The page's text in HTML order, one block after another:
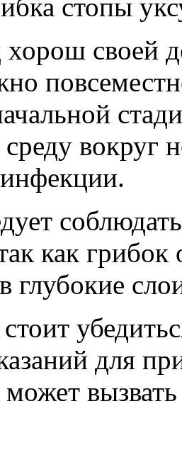
стопы
хорош своей
вокруг
как
глубокие
для
может